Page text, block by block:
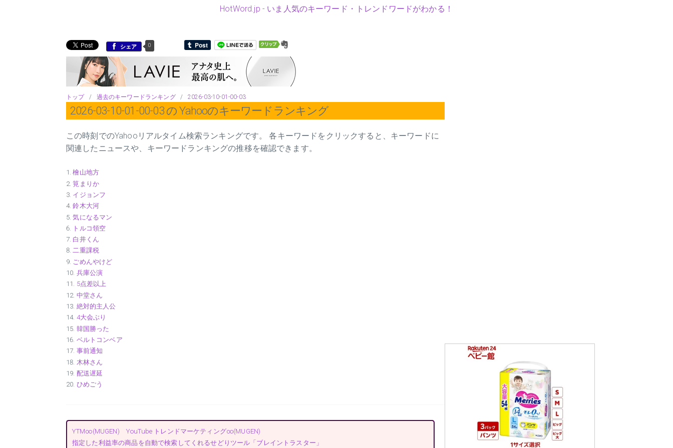
HotWord.jp - いま人気のキーワード・トレンドワードがわかる！
シェア 0
トップ/ 過去のキーワードランキング/ 2026-03-10-01-00-03
2026-03-10-01-00-03 の Yahooのキーワードランキング
この時刻でのYahooリアルタイム検索ランキングです。 各キーワードをクリックすると、キーワードに
関連したニュースや、キーワードランキングの推移を確認できます。
檜山地方
筧まりか
イジョンフ
鈴木大河
気になるマン
トルコ領空
白井くん
二重課税
ごめんやけど
兵庫公演
5点差以上
中堂さん
絶対的主人公
4大会ぶり
韓国勝った
ベルトコンベア
事前通知
木林さん
配送遅延
ひめごう
YTM∞(MUGEN) YouTube トレンドマーケティング∞(MUGEN)
指定した利益率の商品を自動で検索してくれるせどりツール「ブレイントラスター」